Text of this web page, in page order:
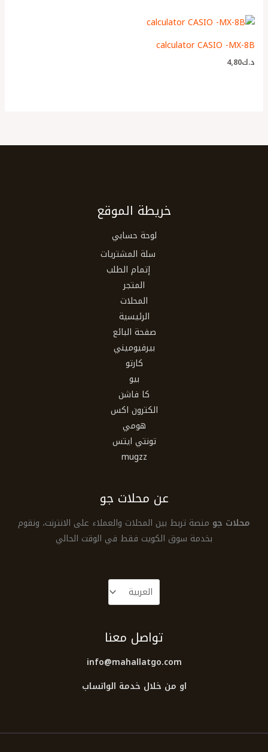
calculator CASIO -MX-8B
د.ك4٫80
خريطة الموقع
لوحة حسابي
سلة المشتريات
إتمام الطلب
المتجر
المحلات
الرئيسية
صفحة البائع
بيرفيوميني
كارتو
بيو
كا فاشن
الكترون اكس
هومي
تونتي ايتس
mugzz
عن محلات جو
محلات جو منصة تربط بين المحلات والعملاء على الانترنت، ونقوم
بخدمة سوق الكويت فقط في الوقت الحالي
تواصل معنا
info@mahallatgo.com
او من خلال خدمة الواتساب